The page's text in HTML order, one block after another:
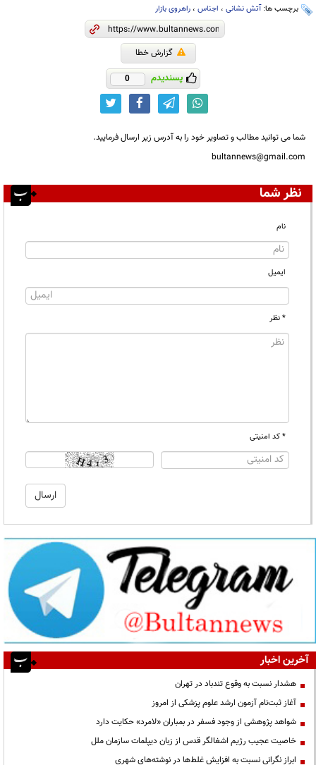
برچسب ها:آتش نشانی ، اجناس ، راهروی بازار
گزارش خطا
پسندیدم 0
شما می توانید مطالب و تصاویر خود را به آدرس زیر ارسال فرمایید.
bultannews@gmail.com
نظر شما
نام
ایمیل
* نظر
* کد امنیتی
آخرین اخبار
هشدار نسبت به وقوع تندباد در تهران
آغاز ثبت‌نام آزمون ارشد علوم پزشکی از امروز
شواهد پژوهشی از وجود فسفر در بمباران «لامرد» حکایت دارد
خاصیت عجیب رژیم اشغالگر قدس از زبان دیپلمات سازمان ملل
ابراز نگرانی نسبت به افزایش غلط‌ها در نوشته‌های شهری